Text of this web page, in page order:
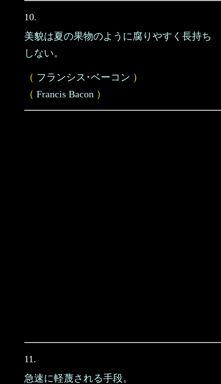
10.
美貌は夏の果物のように腐りやすく長持ち
しない。
（ フランシス･ベーコン ）
（ Francis Bacon ）
11.
急速に軽蔑される手段。